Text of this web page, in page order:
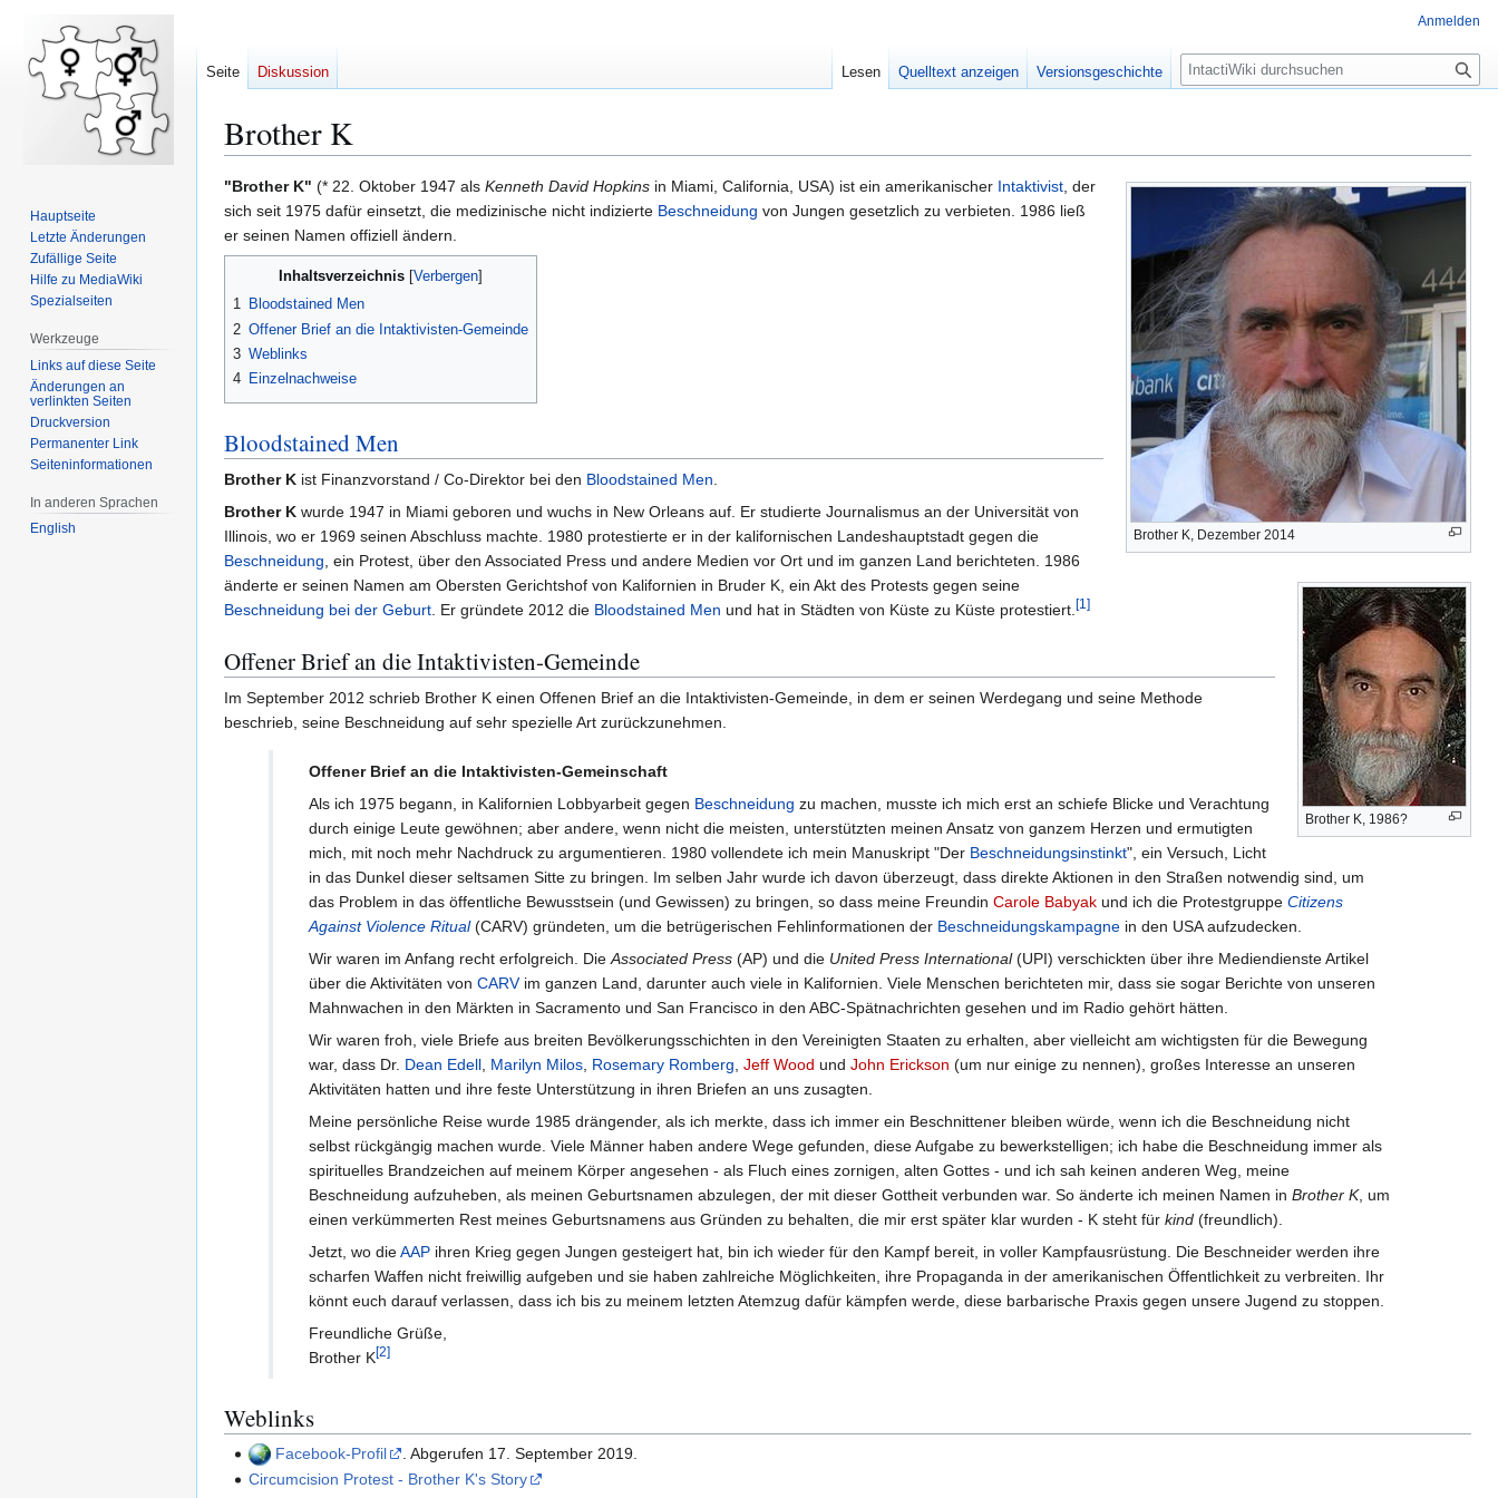
Brother K
Zur
Navigation
springen
Zur
Suche
springen
Brother K, Dezember 2014
"Brother K" (* 22. Oktober 1947 als Kenneth David Hopkins in Miami, California, USA) ist ein amerikanischer Intaktivist, der
sich seit 1975 dafür einsetzt, die medizinische nicht indizierte Beschneidung von Jungen gesetzlich zu verbieten. 1986 ließ
er seinen Namen offiziell ändern.
Inhaltsverzeichnis
1 Bloodstained Men
2 Offener Brief an die Intaktivisten-Gemeinde
3 Weblinks
4 Einzelnachweise
Bloodstained Men
Brother K, 1986?
Brother K ist Finanzvorstand / Co-Direktor bei den Bloodstained Men.
Brother K wurde 1947 in Miami geboren und wuchs in New Orleans auf. Er studierte Journalismus an der Universität von
Illinois, wo er 1969 seinen Abschluss machte. 1980 protestierte er in der kalifornischen Landeshauptstadt gegen die
Beschneidung, ein Protest, über den Associated Press und andere Medien vor Ort und im ganzen Land berichteten. 1986
änderte er seinen Namen am Obersten Gerichtshof von Kalifornien in Bruder K, ein Akt des Protests gegen seine
Beschneidung bei der Geburt. Er gründete 2012 die Bloodstained Men und hat in Städten von Küste zu Küste protestiert.[1]
Offener Brief an die Intaktivisten-Gemeinde
Im September 2012 schrieb Brother K einen Offenen Brief an die Intaktivisten-Gemeinde, in dem er seinen Werdegang und seine Methode
beschrieb, seine Beschneidung auf sehr spezielle Art zurückzunehmen.
Offener Brief an die Intaktivisten-Gemeinschaft
Als ich 1975 begann, in Kalifornien Lobbyarbeit gegen Beschneidung zu machen, musste ich mich erst an schiefe Blicke und Verachtung
durch einige Leute gewöhnen; aber andere, wenn nicht die meisten, unterstützten meinen Ansatz von ganzem Herzen und ermutigten
mich, mit noch mehr Nachdruck zu argumentieren. 1980 vollendete ich mein Manuskript "Der Beschneidungsinstinkt", ein Versuch, Licht
in das Dunkel dieser seltsamen Sitte zu bringen. Im selben Jahr wurde ich davon überzeugt, dass direkte Aktionen in den Straßen notwendig sind, um
das Problem in das öffentliche Bewusstsein (und Gewissen) zu bringen, so dass meine Freundin Carole Babyak und ich die Protestgruppe Citizens
Against Violence Ritual(CARV) gründeten, um die betrügerischen Fehlinformationen der Beschneidungskampagne in den USA aufzudecken.
Wir waren im Anfang recht erfolgreich. DieAssociated Press (AP) und die United Press International(UPI) verschickten über ihre Mediendienste Artikel
über die Aktivitäten von CARVim ganzen Land, darunter auch viele in Kalifornien. Viele Menschen berichteten mir, dass sie sogar Berichte von unseren
Mahnwachen in den Märkten in Sacramento und San Francisco in den ABC-Spätnachrichten gesehen und im Radio gehört hätten.
Wir waren froh, viele Briefe aus breiten Bevölkerungsschichten in den Vereinigten Staaten zu erhalten, aber vielleicht am wichtigsten für die Bewegung
war, dass Dr. Dean Edell, Marilyn Milos, Rosemary Romberg, Jeff Wood und John Erickson (um nur einige zu nennen), großes Interesse an unseren
Aktivitäten hatten und ihre feste Unterstützung in ihren Briefen an uns zusagten.
Meine persönliche Reise wurde 1985 drängender, als ich merkte, dass ich immer ein Beschnittener bleiben würde, wenn ich die Beschneidung nicht
selbst rückgängig machen wurde. Viele Männer haben andere Wege gefunden, diese Aufgabe zu bewerkstelligen; ich habe die Beschneidung immer als
spirituelles Brandzeichen auf meinem Körper angesehen - als Fluch eines zornigen, alten Gottes - und ich sah keinen anderen Weg, meine
Beschneidung aufzuheben, als meinen Geburtsnamen abzulegen, der mit dieser Gottheit verbunden war. So änderte ich meinen Namen in Brother K, um
einen verkümmerten Rest meines Geburtsnamens aus Gründen zu behalten, die mir erst später klar wurden - K steht für kind (freundlich).
Jetzt, wo dieAAP ihren Krieg gegen Jungen gesteigert hat, bin ich wieder für den Kampf bereit, in voller Kampfausrüstung. Die Beschneider werden ihre
scharfen Waffen nicht freiwillig aufgeben und sie haben zahlreiche Möglichkeiten, ihre Propaganda in der amerikanischen Öffentlichkeit zu verbreiten. Ihr
könnt euch darauf verlassen, dass ich bis zu meinem letzten Atemzug dafür kämpfen werde, diese barbarische Praxis gegen unsere Jugend zu stoppen.
Freundliche Grüße,
Brother K[2]
Weblinks
Facebook-Profil
. Abgerufen 17. September 2019.
Circumcision Protest - Brother K's Story
Anmelden
Seite Diskussion Lesen Quelltext anzeigen Versionsgeschichte
S
u
e
Hauptseite
Letzte Änderungen
Zufällige Seite
Hilfe zu MediaWiki
Spezialseiten
Werkzeuge
Links auf diese Seite
Änderungen an
verlinkten Seiten
Druckversion
Permanenter Link
Seiten­­informationen
In anderen Sprachen
English